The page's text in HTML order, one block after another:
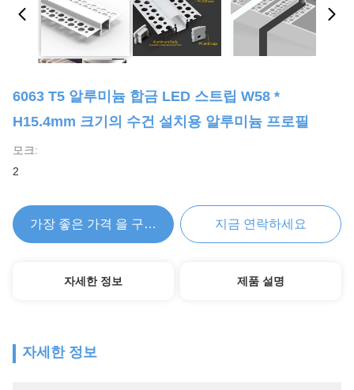
6063 T5 알루미늄 합금 LED 스트립 W58 *
H15.4mm 크기의 수건 설치용 알루미늄 프로필
모크:
2
가장 좋은 가격 을 구하라 지금 연락하세요
자세한 정보 제품 설명
자세한 정보